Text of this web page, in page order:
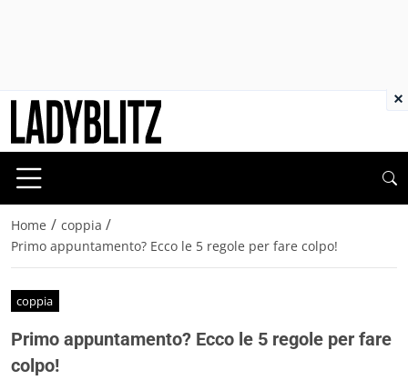
Home / coppia /
Primo appuntamento? Ecco le 5 regole per fare colpo!
coppia
Primo appuntamento? Ecco le 5 regole per fare
colpo!
×